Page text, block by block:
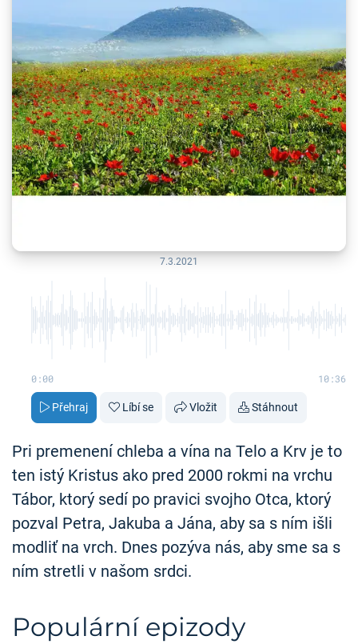
7.3.2021
0:00 10:36
Přehraj Líbí se Vložit Stáhnout
Pri premenení chleba a vína na Telo a Krv je to
ten istý Kristus ako pred 2000 rokmi na vrchu
Tábor, ktorý sedí po pravici svojho Otca, ktorý
pozval Petra, Jakuba a Jána, aby sa s ním išli
modliť na vrch. Dnes pozýva nás, aby sme sa s
ním stretli v našom srdci.
Populární epizody